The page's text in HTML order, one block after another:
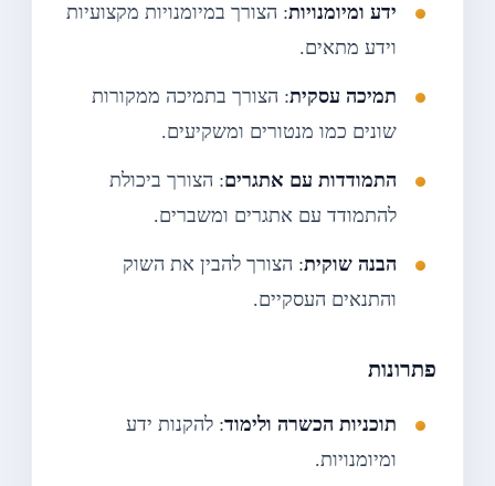
ידע ומיומנויות: הצורך במיומנויות מקצועיות
וידע מתאים.
תמיכה עסקית: הצורך בתמיכה ממקורות
שונים כמו מנטורים ומשקיעים.
התמודדות עם אתגרים: הצורך ביכולת
להתמודד עם אתגרים ומשברים.
הבנה שוקית: הצורך להבין את השוק
והתנאים העסקיים.
פתרונות
תוכניות הכשרה ולימוד: להקנות ידע
ומיומנויות.